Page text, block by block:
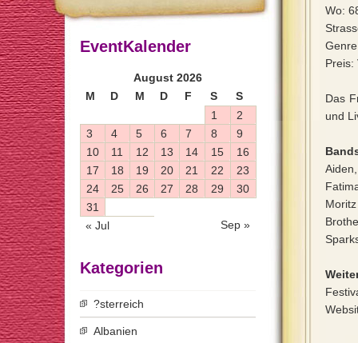
Wo:
Preis:
Das
und
EventKalender
August 2026
M
D M D F S S
« Jul Sep »
1
2
3
4 5 6 7 8
9
10
11 12 13 14 15
16
17
18 19 20 21 22
23
24
25 26 27 28 29
30
31
Kategorien
?sterreich
Albanien